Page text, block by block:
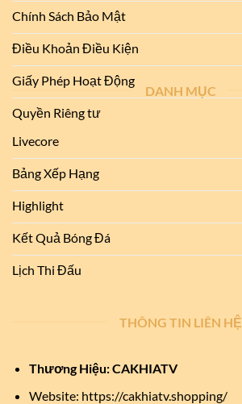
Chính Sách Bảo Mật
Điều Khoản Điều Kiện
Giấy Phép Hoạt Động
Quyền Riêng tư
DANH MỤC
Livecore
Bảng Xếp Hạng
Highlight
Kết Quả Bóng Đá
Lịch Thi Đấu
THÔNG TIN LIÊN HỆ
Thương Hiệu: CAKHIATV
Website: https://cakhiatv.shopping/